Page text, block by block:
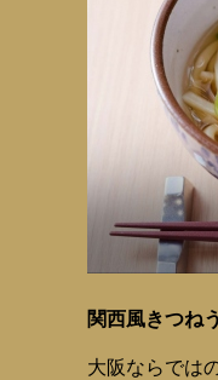
関西風きつね
大阪ならでは